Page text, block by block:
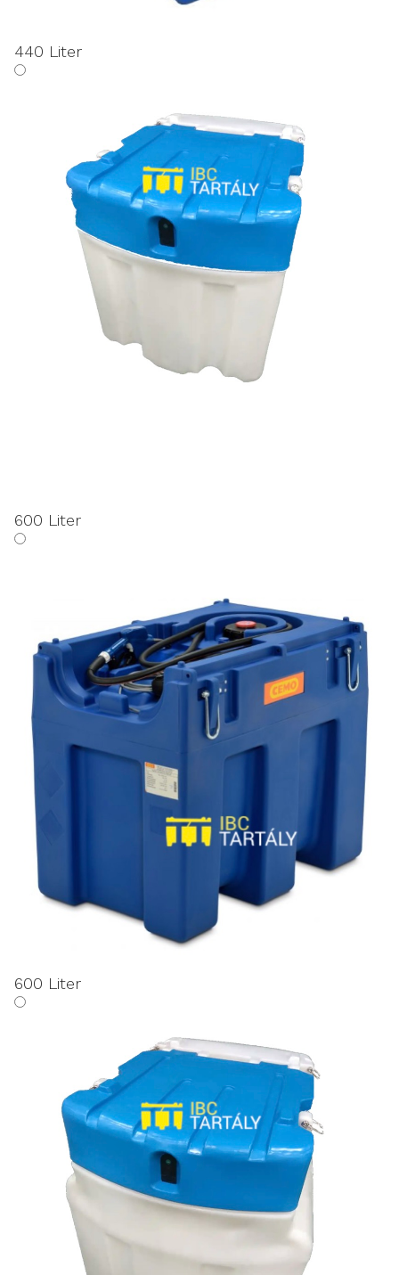
440 Liter
600 Liter
600 Liter